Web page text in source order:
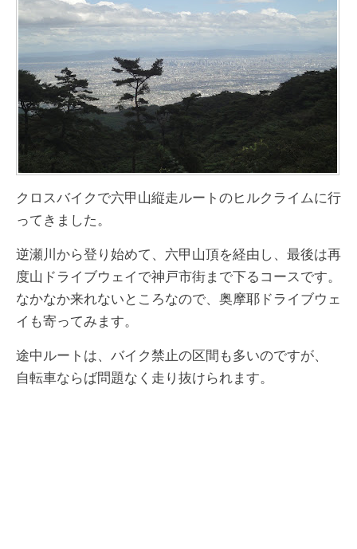
クロスバイクで六甲山縦走ルートのヒルクライムに行
ってきました。
逆瀬川から登り始めて、六甲山頂を経由し、最後は再
度山ドライブウェイで神戸市街まで下るコースです。
なかなか来れないところなので、奥摩耶ドライブウェ
イも寄ってみます。
途中ルートは、バイク禁止の区間も多いのですが、
自転車ならば問題なく走り抜けられます。